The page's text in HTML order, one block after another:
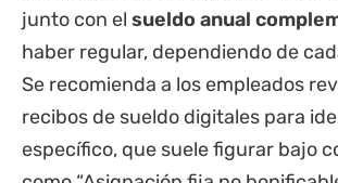
junto con el sueldo anual
haber regular, dependiendo de
Se recomienda a los empleados
recibos de sueldo digitales para
específico, que suele figurar bajo